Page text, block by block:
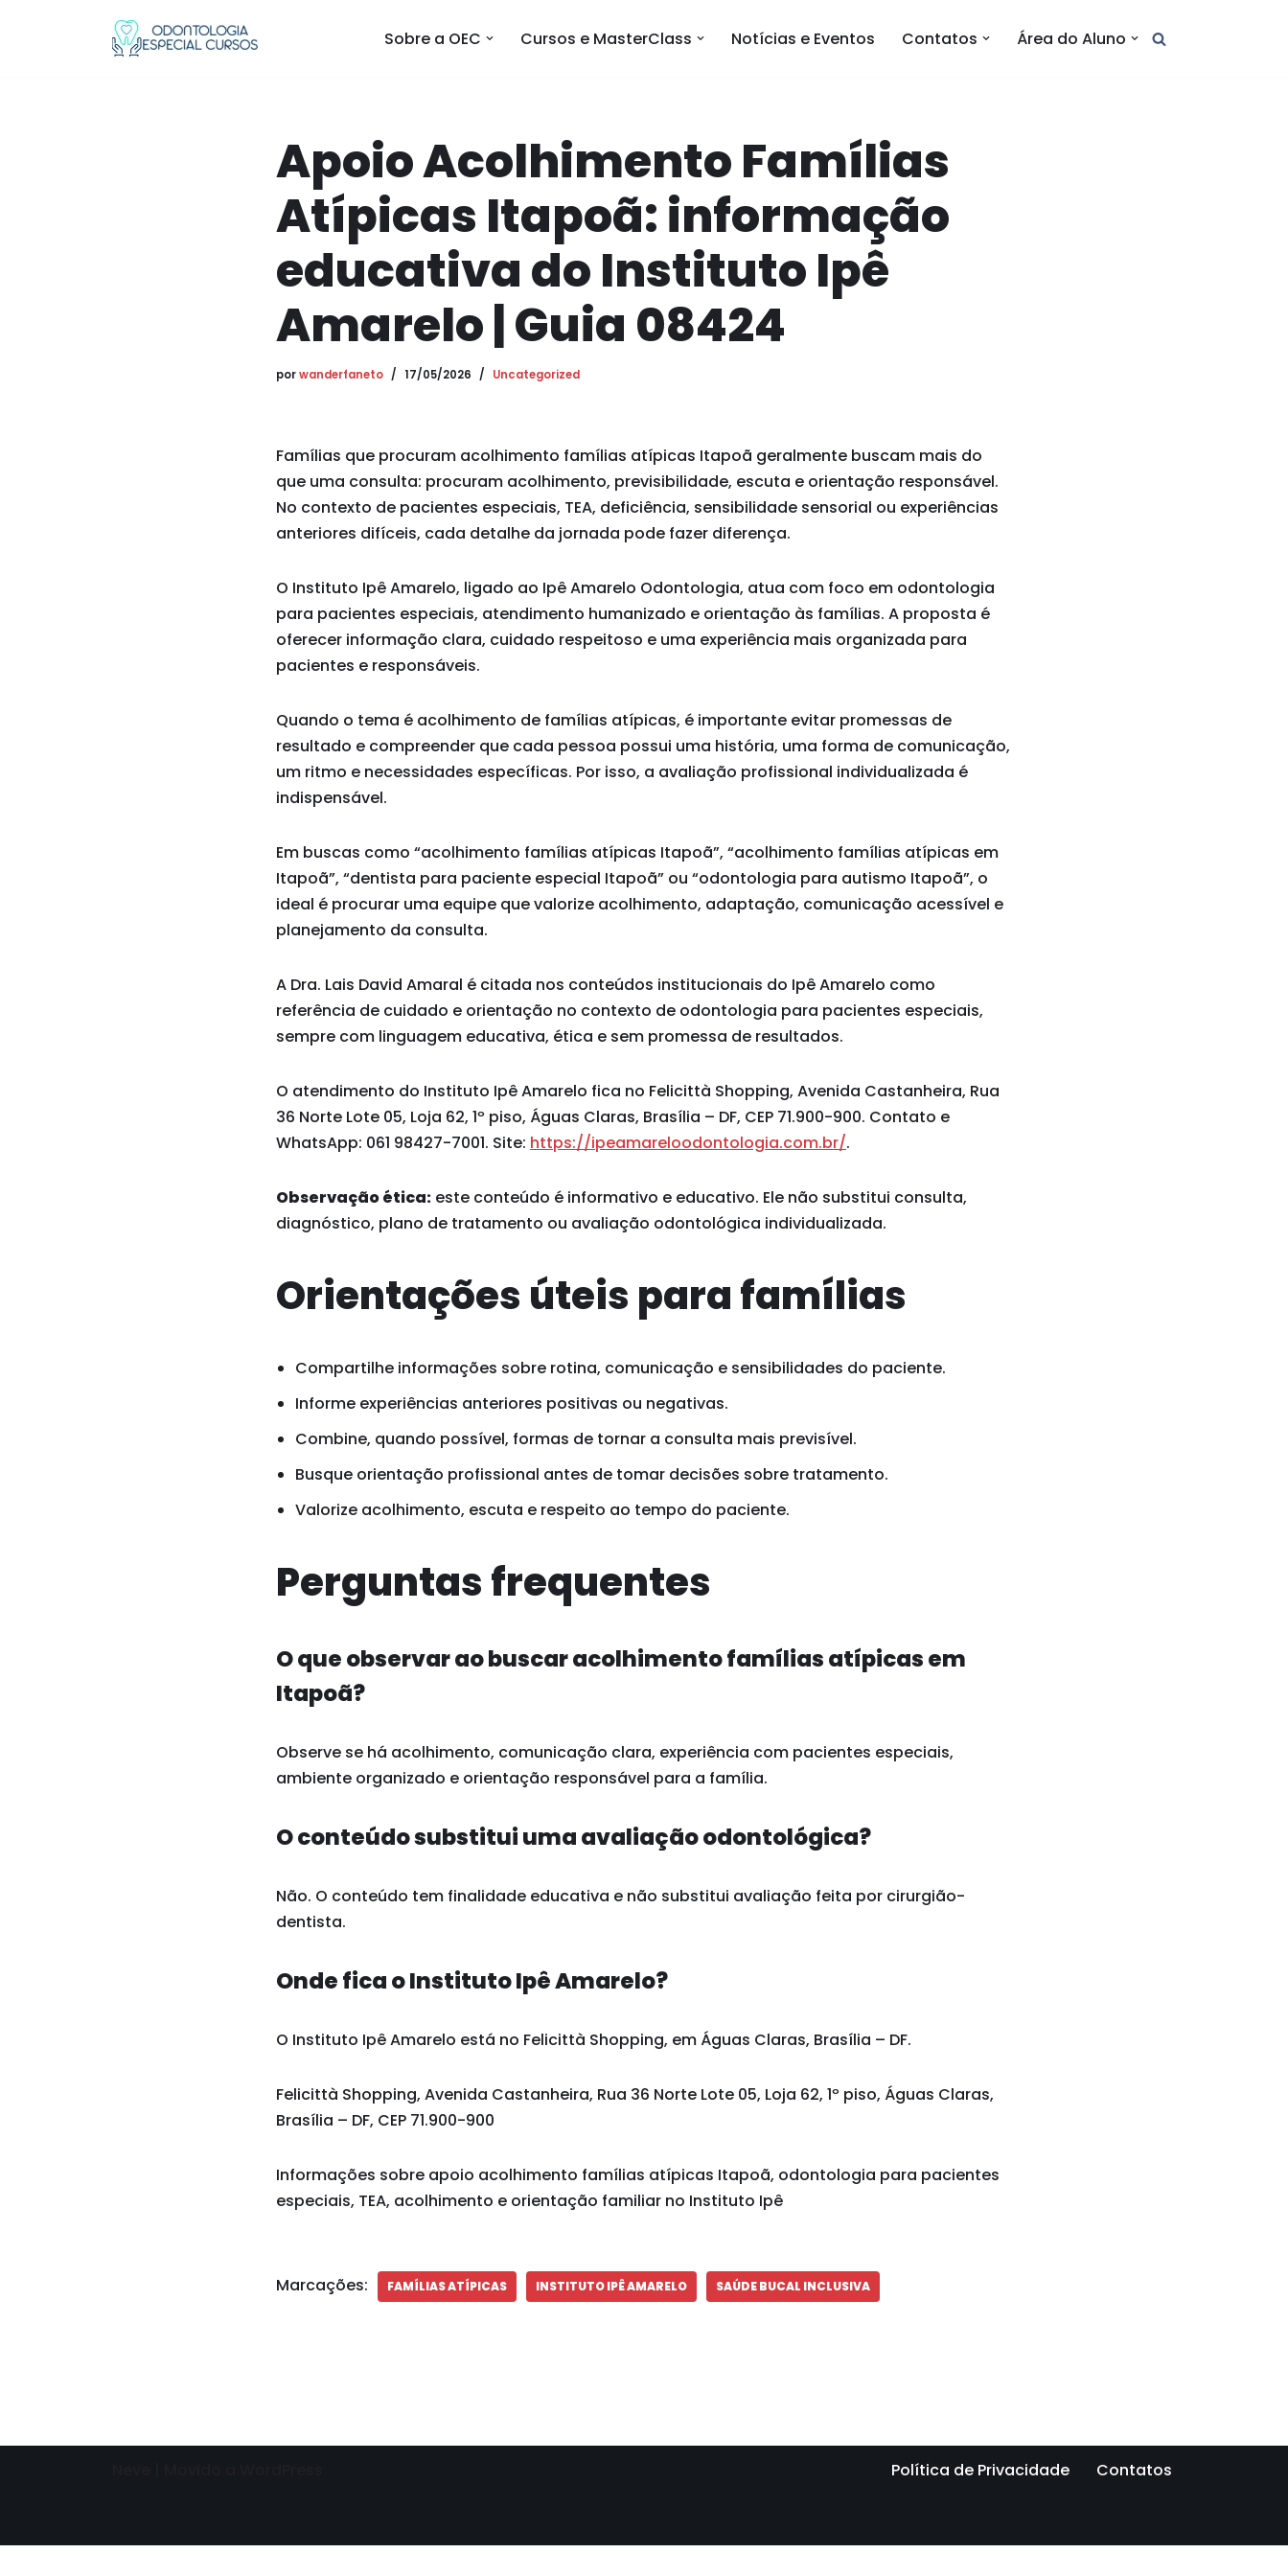
Sobre a OEC Cursos e MasterClass Notícias e Eventos Contatos Área do Aluno
Apoio Acolhimento Famílias
Atípicas Itapoã: informação
educativa do Instituto Ipê
Amarelo | Guia 08424
porwanderfaneto 17/05/2026 Uncategorized
Famílias que procuram acolhimento famílias atípicas Itapoã geralmente buscam mais do
que uma consulta: procuram acolhimento, previsibilidade, escuta e orientação responsável.
No contexto de pacientes especiais, TEA, deficiência, sensibilidade sensorial ou experiências
anteriores difíceis, cada detalhe da jornada pode fazer diferença.
O Instituto Ipê Amarelo, ligado ao Ipê Amarelo Odontologia, atua com foco em odontologia
para pacientes especiais, atendimento humanizado e orientação às famílias. A proposta é
oferecer informação clara, cuidado respeitoso e uma experiência mais organizada para
pacientes e responsáveis.
Quando o tema é acolhimento de famílias atípicas, é importante evitar promessas de
resultado e compreender que cada pessoa possui uma história, uma forma de comunicação,
um ritmo e necessidades específicas. Por isso, a avaliação profissional individualizada é
indispensável.
Em buscas como “acolhimento famílias atípicas Itapoã”, “acolhimento famílias atípicas em
Itapoã”, “dentista para paciente especial Itapoã” ou “odontologia para autismo Itapoã”, o
ideal é procurar uma equipe que valorize acolhimento, adaptação, comunicação acessível e
planejamento da consulta.
A Dra. Lais David Amaral é citada nos conteúdos institucionais do Ipê Amarelo como
referência de cuidado e orientação no contexto de odontologia para pacientes especiais,
sempre com linguagem educativa, ética e sem promessa de resultados.
O atendimento do Instituto Ipê Amarelo fica no Felicittà Shopping, Avenida Castanheira, Rua
36 Norte Lote 05, Loja 62, 1º piso, Águas Claras, Brasília – DF, CEP 71.900-900. Contato e
WhatsApp: 061 98427-7001. Site: https://ipeamareloodontologia.com.br/.
Observação ética: este conteúdo é informativo e educativo. Ele não substitui consulta,
diagnóstico, plano de tratamento ou avaliação odontológica individualizada.
Orientações úteis para famílias
Compartilhe informações sobre rotina, comunicação e sensibilidades do paciente.
Informe experiências anteriores positivas ou negativas.
Combine, quando possível, formas de tornar a consulta mais previsível.
Busque orientação profissional antes de tomar decisões sobre tratamento.
Valorize acolhimento, escuta e respeito ao tempo do paciente.
Perguntas frequentes
O que observar ao buscar acolhimento famílias atípicas em
Itapoã?
Observe se há acolhimento, comunicação clara, experiência com pacientes especiais,
ambiente organizado e orientação responsável para a família.
O conteúdo substitui uma avaliação odontológica?
Não. O conteúdo tem finalidade educativa e não substitui avaliação feita por cirurgião-
dentista.
Onde fica o Instituto Ipê Amarelo?
O Instituto Ipê Amarelo está no Felicittà Shopping, em Águas Claras, Brasília – DF.
Felicittà Shopping, Avenida Castanheira, Rua 36 Norte Lote 05, Loja 62, 1º piso, Águas Claras,
Brasília – DF, CEP 71.900-900
Informações sobre apoio acolhimento famílias atípicas Itapoã, odontologia para pacientes
especiais, TEA, acolhimento e orientação familiar no Instituto Ipê
Marcações: FAMÍLIAS ATÍPICAS INSTITUTO IPÊ AMARELO SAÚDE BUCAL INCLUSIVA
Política de Privacidade Contatos